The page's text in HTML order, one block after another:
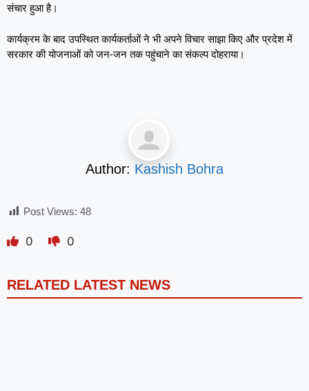
संचार हुआ है।
कार्यक्रम के बाद उपस्थित कार्यकर्ताओं ने भी अपने विचार साझा किए और प्रदेश में
सरकार की योजनाओं को जन-जन तक पहुंचाने का संकल्प दोहराया।
Author: Kashish Bohra
Post Views: 48
0 0
RELATED LATEST NEWS